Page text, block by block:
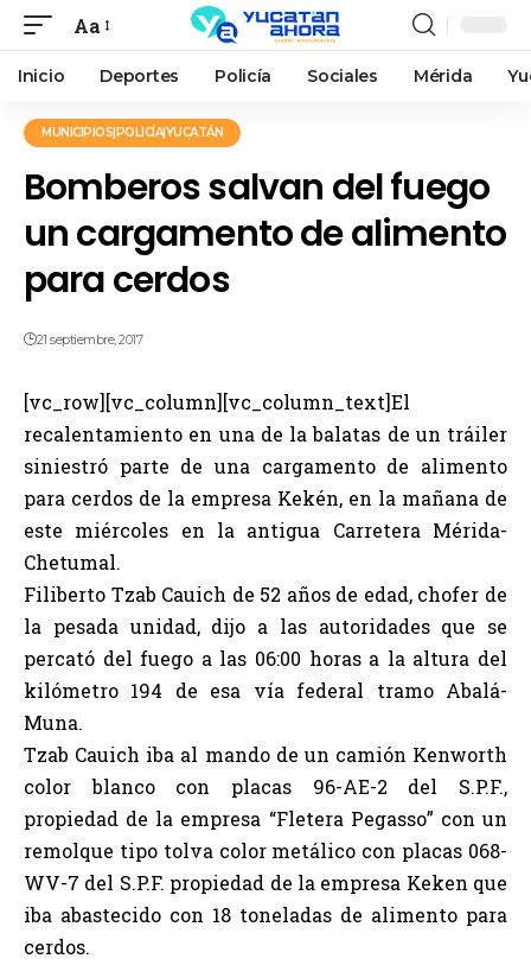
Aa
Inicio Deportes Policía Sociales Mérida
MUNICIPIOS|POLICÍA|YUCATÁN
Bomberos salvan del fuego
un cargamento de alimento
para cerdos
21 septiembre, 2017
[vc_row][vc_column][vc_column_text]El
recalentamiento en una de la balatas de un tráiler
siniestró parte de una cargamento de alimento
para cerdos de la empresa Kekén, en la mañana de
este miércoles en la antigua Carretera Mérida-
Chetumal.
Filiberto Tzab Cauich de 52 años de edad, chofer de
la pesada unidad, dijo a las autoridades que se
percató del fuego a las 06:00 horas a la altura del
kilómetro 194 de esa vía federal tramo Abalá-
Muna.
Tzab Cauich iba al mando de un camión Kenworth
color blanco con placas 96-AE-2 del S.P.F.,
propiedad de la empresa “Fletera Pegasso” con un
remolque tipo tolva color metálico con placas 068-
WV-7 del S.P.F. propiedad de la empresa Keken que
iba abastecido con 18 toneladas de alimento para
cerdos.